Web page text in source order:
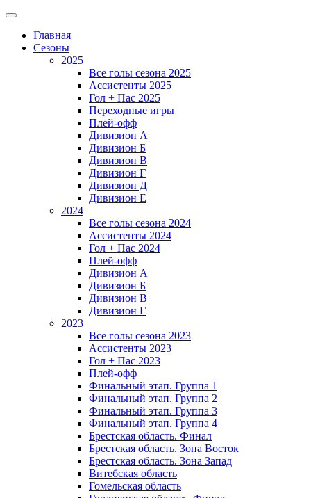
Главная
Сезоны
2025
Все голы сезона 2025
Ассистенты 2025
Гол + Пас 2025
Переходные игры
Плей-офф
Дивизион A
Дивизион Б
Дивизион В
Дивизион Г
Дивизион Д
Дивизион Е
2024
Все голы сезона 2024
Ассистенты 2024
Гол + Пас 2024
Плей-офф
Дивизион A
Дивизион Б
Дивизион В
Дивизион Г
2023
Все голы сезона 2023
Ассистенты 2023
Гол + Пас 2023
Плей-офф
Финальный этап. Группа 1
Финальный этап. Группа 2
Финальный этап. Группа 3
Финальный этап. Группа 4
Брестская область. Финал
Брестская область. Зона Восток
Брестская область. Зона Запад
Витебская область
Гомельская область